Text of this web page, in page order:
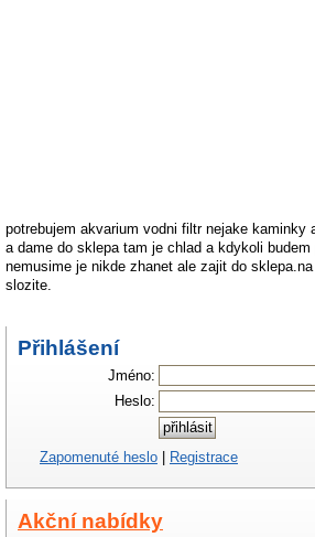
potrebujem akvarium vodni filtr nejake kaminky
a dame do sklepa tam je chlad a kdykoli
nemusime je nikde zhanet ale zajit do
slozite.
Přihlášení
Jméno:
Heslo:
Zapomenuté heslo | Registrace
Akční nabídky